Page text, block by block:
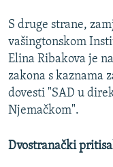
S druge strane,
vašingtonskom
Elina Ribakova je
zakona s kaznama
dovesti "SAD u
Njemačkom".
Dvostranački